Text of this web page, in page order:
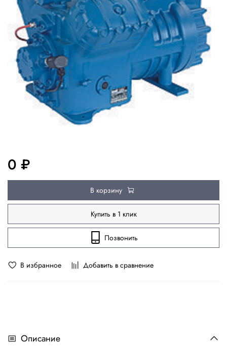
В избранное Добавить в сравнение
0 ₽
В корзину
Купить в 1 клик
Позвонить
Описание